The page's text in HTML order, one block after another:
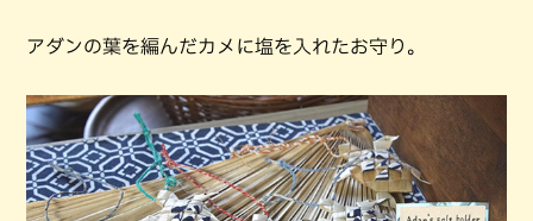
アダンの葉を編んだカメに塩を入れたお守り。